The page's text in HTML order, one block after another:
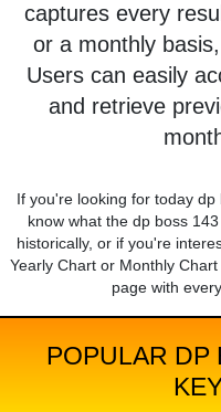
captures every
or a monthly
Users can easily
and retrieve
If you're looking for today
know what the dp boss
historically, or if you're
Yearly Chart or Monthly
page with
POPULAR DP